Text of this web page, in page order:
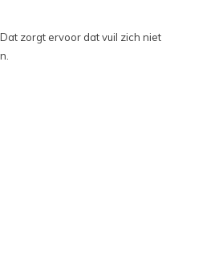
zorgt ervoor dat vuil zich niet